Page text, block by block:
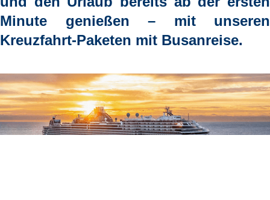
Minute genießen
– mit unseren
Kreuzfahrt-Paketen mit Busanreise.